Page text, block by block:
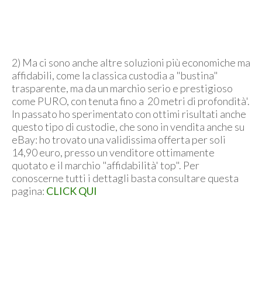
2) Ma ci sono anche altre soluzioni più economiche ma
affidabili, come la classica custodia a "bustina"
trasparente, ma da un marchio serio e prestigioso
come PURO, con tenuta fino a 20 metri di profondità'.
In passato ho sperimentato con ottimi risultati anche
questo tipo di custodie, che sono in vendita anche su
eBay: ho trovato una validissima offerta per soli
14,90 euro, presso un venditore ottimamente
quotato e il marchio "affidabilità' top". Per
conoscerne tutti i dettagli basta consultare questa
pagina: CLICK QUI